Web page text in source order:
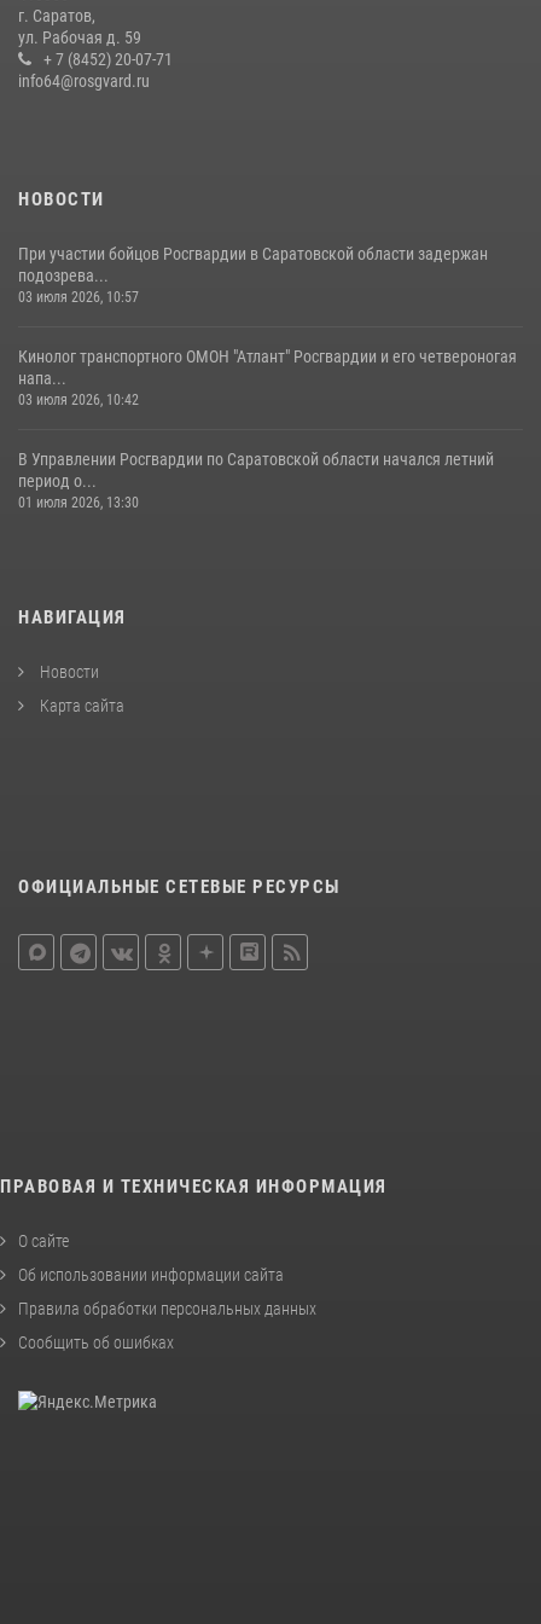
Крещения Руси
28 июля 2026, 13:25
05 августа 2026, 12:55
г. Саратов,
ул. Рабочая д. 59
+ 7 (8452) 20-07-71
info64@rosgvard.ru
НОВОСТИ
При участии бойцов Росгвардии в Саратовской области задержан
подозрева...
03 июля 2026, 10:57
Кинолог транспортного ОМОН "Атлант" Росгвардии и его четвероногая
напа...
03 июля 2026, 10:42
В Управлении Росгвардии по Саратовской области начался летний
период о...
01 июля 2026, 13:30
НАВИГАЦИЯ
Новости
Карта сайта
ОФИЦИАЛЬНЫЕ СЕТЕВЫЕ РЕСУРСЫ
ПРАВОВАЯ И ТЕХНИЧЕСКАЯ ИНФОРМАЦИЯ
О сайте
Об использовании информации сайта
Правила обработки персональных данных
Сообщить об ошибках